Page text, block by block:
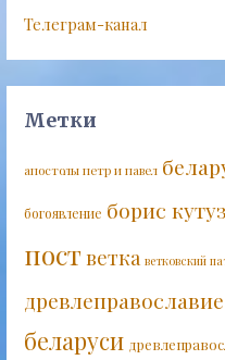
Телеграм-канал
Метки
апостолы петр и павел
богоявление борис
постветка ветковский
древлеправославие
беларуси